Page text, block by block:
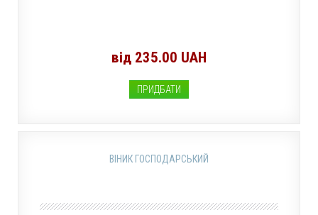
від 235.00 UAH
ПРИДБАТИ
ВІНИК ГОСПОДАРСЬКИЙ